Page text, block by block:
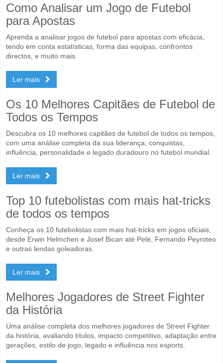
Como Analisar um Jogo de Futebol
para Apostas
Aprenda a analisar jogos de futebol para apostas com eficácia,
tendo em conta estatísticas, forma das equipas, confrontos
directos, e muito mais.
Ler mais
Os 10 Melhores Capitães de Futebol de
Todos os Tempos
Descubra os 10 melhores capitães de futebol de todos os tempos,
com uma análise completa da sua liderança, conquistas,
influência, personalidade e legado duradouro no futebol mundial.
Ler mais
Top 10 futebolistas com mais hat-tricks
de todos os tempos
Conheça os 10 futebolistas com mais hat-tricks em jogos oficiais,
desde Erwin Helmchen e Josef Bican até Pelé, Fernando Peyroteo
e outras lendas goleadoras.
Ler mais
Melhores Jogadores de Street Fighter
da História
Uma análise completa dos melhores jogadores de Street Fighter
da história, avaliando títulos, impacto competitivo, adaptação entre
gerações, estilo de jogo, legado e influência nos esports.